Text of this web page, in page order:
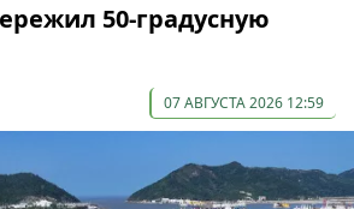
50-градусную
07 АВГУСТА 2026 12:59